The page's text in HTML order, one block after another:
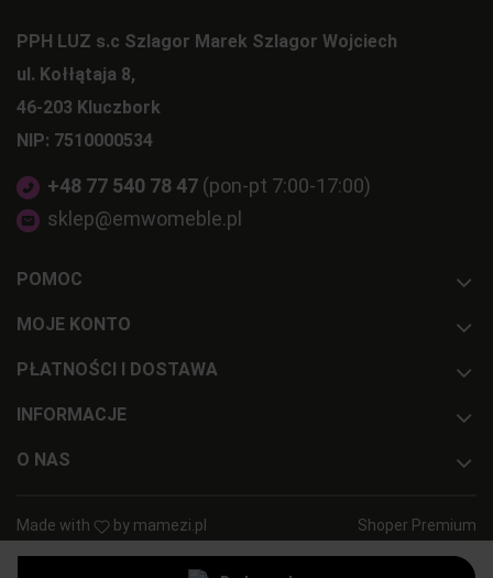
PPH LUZ s.c Szlagor Marek Szlagor Wojciech
ul. Kołłątaja 8,
46-203 Kluczbork
NIP: 7510000534
+48 77 540 78 47 (pon-pt 7:00-17:00)
sklep@emwomeble.pl
POMOC
MOJE KONTO
PŁATNOŚCI I DOSTAWA
INFORMACJE
O NAS
Made with by mamezi.pl Shoper Premium